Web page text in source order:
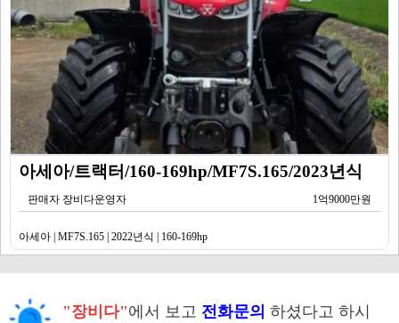
아세아/트랙터/160-169hp/MF7S.165/2023년식
판매자 장비다운영자 1억9000만원
아세아 | MF7S.165 | 2022년식 | 160-169hp
"장비다"에서 보고 전화문의 하셨다고 하시